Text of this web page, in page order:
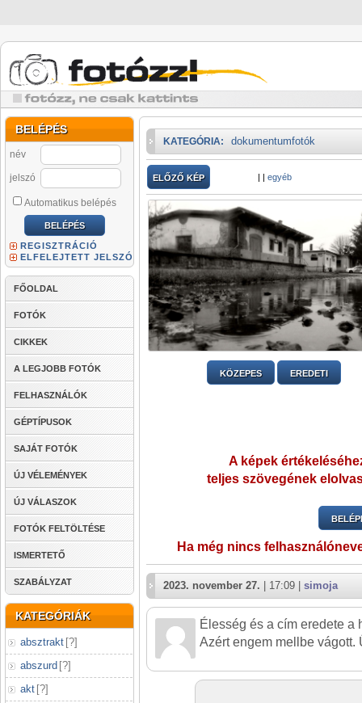
BELÉPÉS
név
jelszó
Automatikus belépés
REGISZTRÁCIÓ
ELFELEJTETT JELSZÓ
FŐOLDAL
FOTÓK
CIKKEK
A LEGJOBB FOTÓK
FELHASZNÁLÓK
GÉPTÍPUSOK
SAJÁT FOTÓK
ÚJ VÉLEMÉNYEK
ÚJ VÁLASZOK
FOTÓK FELTÖLTÉSE
ISMERTETŐ
SZABÁLYZAT
KATEGÓRIÁK
absztrakt [?]
abszurd [?]
akt [?]
KATEGÓRIA: dokumentumfotók
ELŐZŐ KÉP | | egyéb
KÖZEPES EREDETI
A képek
teljes szövegének
Ha még nincs
2023. november 27. | 17:09 | simoja
Élesség és a cím eredete a
Azért engem mellbe vágott.